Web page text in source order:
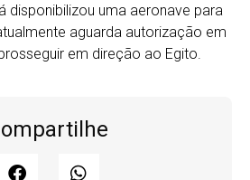
disponibilizou uma aeronave para
aguarda autorização em
em direção ao Egito.